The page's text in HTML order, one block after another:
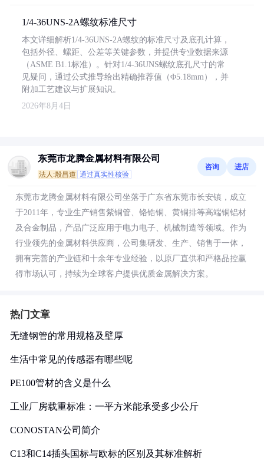
1/4-36UNS-2A螺纹标准尺寸
本文详细解析1/4-36UNS-2A螺纹的标准尺寸及底孔计算，
包括外径、螺距、公差等关键参数，并提供专业数据来源
（ASME B1.1标准）。针对1/4-36UNS螺纹底孔尺寸的常
见疑问，通过公式推导给出精确推荐值（Φ5.18mm），并
附加工艺建议与扩展知识。
2026年8月4日
东莞市龙腾金属材料有限公司
法人:殷昌道 通过真实性核验
咨询 进店
东莞市龙腾金属材料有限公司坐落于广东省东莞市长安镇，成立
于2011年，专业生产销售紫铜管、铬锆铜、黄铜排等高端铜铝材
及合金制品，产品广泛应用于电力电子、机械制造等领域。作为
行业领先的金属材料供应商，公司集研发、生产、销售于一体，
拥有完善的产业链和十余年专业经验，以原厂直供和严格品控赢
得市场认可，持续为全球客户提供优质金属解决方案。
热门文章
无缝钢管的常用规格及壁厚
生活中常见的传感器有哪些呢
PE100管材的含义是什么
工业厂房载重标准：一平方米能承受多少公斤
CONOSTAN公司简介
C13和C14插头国标与欧标的区别及其标准解析